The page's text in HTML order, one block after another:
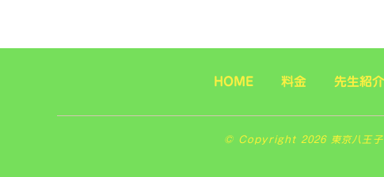
HOME 料金 先生紹介
© Copyright 2026 東京八王子